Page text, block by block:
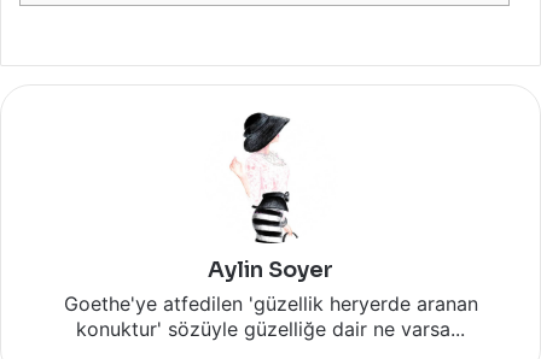
Aylin Soyer
Goethe'ye atfedilen 'güzellik heryerde aranan
konuktur' sözüyle güzelliğe dair ne varsa...